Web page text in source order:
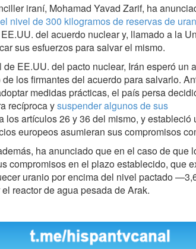
iraní, Mohamad Yavad Zarif, ha
nivel de 300 kilogramos de reservas de
del acuerdo nuclear y, llamado a la
sus esfuerzos para salvar el mismo.
EE.UU. del pacto nuclear, Irán esperó un
los firmantes del acuerdo para salvarlo.
medidas prácticas, el país persa
recíproca ysuspender algunos de sus
los artículos 26 y 36 del mismo, y estableció
europeos asumieran sus compromisos
ha anunciado que en el caso de que
compromisos en el plazo establecido, que
uranio por encima del nivel pactado
reactor de agua pesada de Arak.